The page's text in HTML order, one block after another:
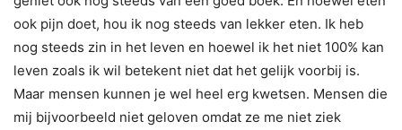
ook pijn doet, hou ik nog steeds van lekker eten. Ik heb
nog steeds zin in het leven en hoewel ik het niet 100% kan
leven zoals ik wil betekent niet dat het gelijk voorbij is.
Maar mensen kunnen je wel heel erg kwetsen. Mensen die
mij bijvoorbeeld niet geloven omdat ze me niet ziek